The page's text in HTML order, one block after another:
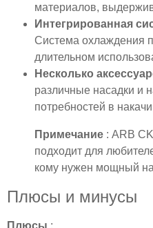
материалов,
Интегрированная
Система охлаждения
длительном
Несколько
различные насадки и
потребностей в
Примечание : ARB
подходит для
кому нужен мощный
Плюсы и минусы
Плюсы :